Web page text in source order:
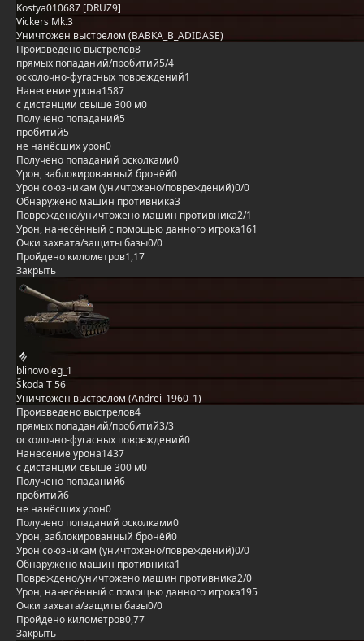
Kostya010687 [DRUZ9]
Vickers Mk.3
Уничтожен выстрелом (BABKA_B_ADIDASE)
Произведено выстрелов8
прямых попаданий/пробитий5/4
осколочно-фугасных повреждений1
Нанесение урона1587
с дистанции свыше 300 м0
Получено попаданий5
пробитий5
не нанёсших урон0
Получено попаданий осколками0
Урон, заблокированный бронёй0
Урон союзникам (уничтожено/повреждений)0/0
Обнаружено машин противника3
Повреждено/уничтожено машин противника2/1
Урон, нанесённый с помощью данного игрока161
Очки захвата/защиты базы0/0
Пройдено километров1,17
Закрыть
blinovoleg_1
Škoda T 56
Уничтожен выстрелом (Andrei_1960_1)
Произведено выстрелов4
прямых попаданий/пробитий3/3
осколочно-фугасных повреждений0
Нанесение урона1437
с дистанции свыше 300 м0
Получено попаданий6
пробитий6
не нанёсших урон0
Получено попаданий осколками0
Урон, заблокированный бронёй0
Урон союзникам (уничтожено/повреждений)0/0
Обнаружено машин противника1
Повреждено/уничтожено машин противника2/0
Урон, нанесённый с помощью данного игрока195
Очки захвата/защиты базы0/0
Пройдено километров0,77
Закрыть